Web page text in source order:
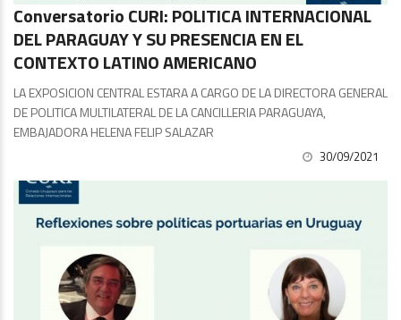
Conversatorio CURI: POLITICA INTERNACIONAL
DEL PARAGUAY Y SU PRESENCIA EN EL
CONTEXTO LATINO AMERICANO
LA EXPOSICION CENTRAL ESTARA A CARGO DE LA DIRECTORA GENERAL
DE POLITICA MULTILATERAL DE LA CANCILLERIA PARAGUAYA,
EMBAJADORA HELENA FELIP SALAZAR
30/09/2021